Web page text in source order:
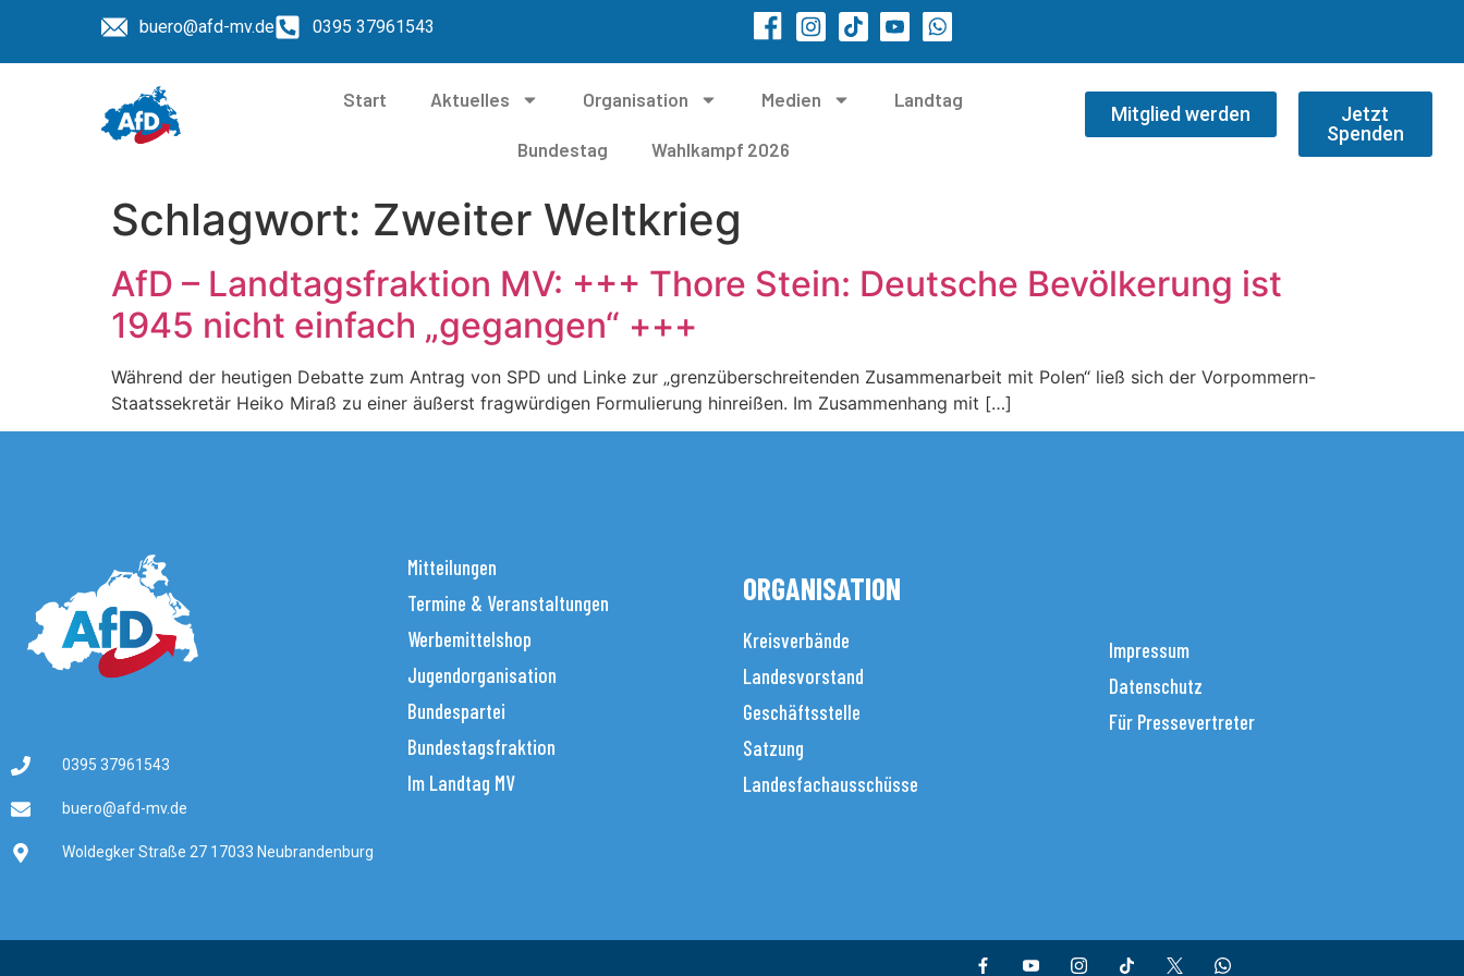
buero@afd-mv.de 0395 37961543
Start Aktuelles Organisation Medien Landtag
Bundestag Wahlkampf 2026
Mitglied werden
Jetzt
Spenden
Schlagwort: Zweiter Weltkrieg
AfD – Landtagsfraktion MV: +++ Thore Stein: Deutsche Bevölkerung ist
1945 nicht einfach „gegangen“ +++
Während der heutigen Debatte zum Antrag von SPD und Linke zur „grenzüberschreitenden Zusammenarbeit mit Polen“ ließ sich der Vorpommern-
Staatssekretär Heiko Miraß zu einer äußerst fragwürdigen Formulierung hinreißen. Im Zusammenhang mit […]
0395 37961543
buero@afd-mv.de
Woldegker Straße 27 17033 Neubrandenburg
Mitteilungen
Termine & Veranstaltungen
Werbemittelshop
Jugendorganisation
Bundespartei
Bundestagsfraktion
Im Landtag MV
ORGANISATION
Kreisverbände
Landesvorstand
Geschäftsstelle
Satzung
Landesfachausschüsse
Impressum
Datenschutz
Für Pressevertreter